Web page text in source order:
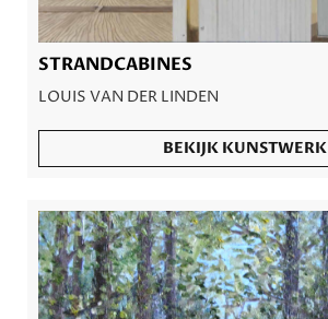
STRANDCABINES
LOUIS VAN DER LINDEN
BEKIJK KUNSTWERK